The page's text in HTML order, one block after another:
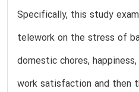
Specifically, this study
telework on the stress of
domestic chores,
work satisfaction and then